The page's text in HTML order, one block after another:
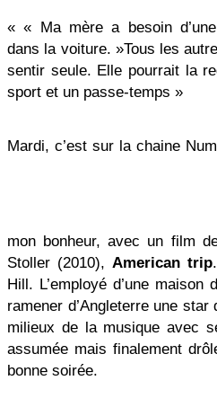
« « Ma mère a besoin
dans la voiture. »Tous les
sentir seule. Elle pourrait la
sport et un passe-temps »
Mardi, c’est sur la chaine
mon bonheur, avec un film
Stoller (2010),American trip
Hill. L’employé d’une
ramener d’Angleterre une
milieux de la musique avec
assumée mais finalement
bonne soirée.